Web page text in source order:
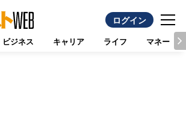
ログイン
ビジネス キャリア ライフ マネー